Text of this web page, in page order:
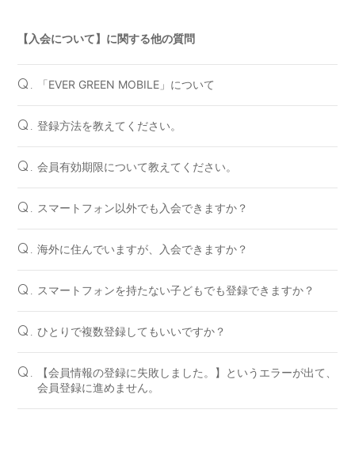
【入会について】に関する他の質問
Q. 「EVER GREEN MOBILE」について
Q. 登録方法を教えてください。
Q. 会員有効期限について教えてください。
Q. スマートフォン以外でも入会できますか？
Q. 海外に住んでいますが、入会できますか？
Q. スマートフォンを持たない子どもでも登録できますか？
Q. ひとりで複数登録してもいいですか？
Q.
【会員情報の登録に失敗しました。】というエラーが出て、
会員登録に進めません。